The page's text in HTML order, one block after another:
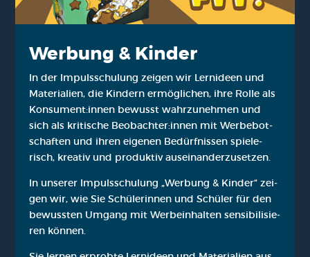
Wer­bung & Kin­der
In der Impuls­schu­lung zei­gen wir Lern­ideen und
Mate­ria­li­en, die Kin­dern ermög­li­chen, ihre Rol­le als
Konsument:innen bewusst wahr­zu­neh­men und
sich als kri­ti­sche Beobachter:innen mit Wer­be­bot­
schaf­ten und ihren eige­nen Bedürf­nis­sen spie­le­
risch, krea­tiv und pro­duk­tiv aus­ein­an­der­zu­set­zen.
In unse­rer Impuls­schu­lung „Wer­bung & Kin­der“ zei­
gen wir, wie Sie Schü­le­rin­nen und Schü­ler für den
bewuss­ten Umgang mit Wer­b­e­inhal­ten sen­si­bi­li­sie­
ren kön­nen.